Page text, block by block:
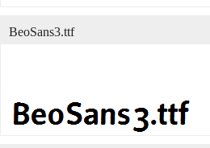
BeoSans3.ttf